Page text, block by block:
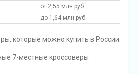
от 2,55 млн руб.
до 1,64 млн руб.
которые можно купить в России
7-местные кроссоверы